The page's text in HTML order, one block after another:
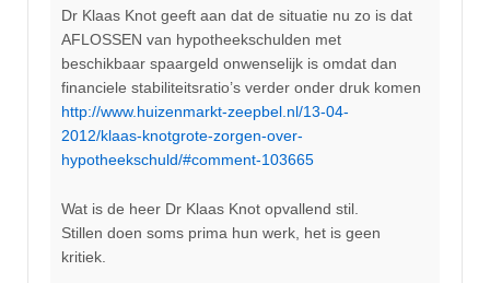
Dr Klaas Knot geeft aan dat de situatie nu zo is dat
AFLOSSEN van hypotheekschulden met
beschikbaar spaargeld onwenselijk is omdat dan
financiele stabiliteitsratio’s verder onder druk komen
http://www.huizenmarkt-zeepbel.nl/13-04-
2012/klaas-knotgrote-zorgen-over-
hypotheekschuld/#comment-103665
Wat is de heer Dr Klaas Knot opvallend stil.
Stillen doen soms prima hun werk, het is geen
kritiek.